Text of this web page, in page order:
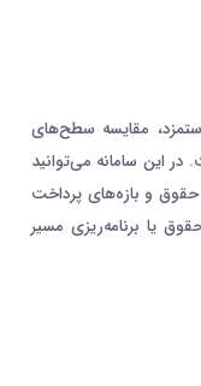
مقایسه سطح‌های
این سامانه می‌توانید
و بازه‌های پرداخت
یا برنامه‌ریزی مسیر